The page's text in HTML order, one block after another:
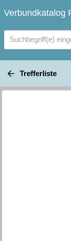
Verbundkatalog
Suchbegriff(e)
Trefferliste